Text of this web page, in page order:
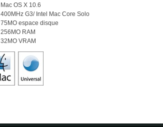
Mac OS X 10.6
400MHz G3/ Intel Mac Core Solo
75MO espace disque
256MO RAM
32MO VRAM